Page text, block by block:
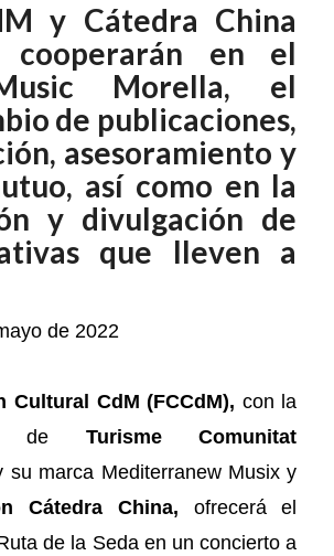
y Cátedra China
cooperarán en el
Morella, el
de publicaciones,
asesoramiento y
así como en la
y divulgación de
que lleven a
de 2022
Cultural CdM (FCCdM), con la
de Turisme Comunitat
marca Mediterranew Musix y
Cátedra China, ofrecerá el
de la Sedaen un concierto a